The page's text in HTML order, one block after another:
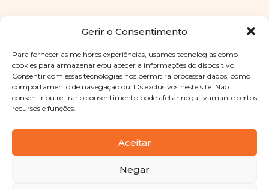
Gerir o Consentimento
Para fornecer as melhores experiências, usamos tecnologias como
cookies para armazenar e/ou aceder a informações do dispositivo.
Consentir com essas tecnologias nos permitirá processar dados, como
comportamento de navegação ou IDs exclusivos neste site. Não
consentir ou retirar o consentimento pode afetar negativamante certos
recursos e funções.
Aceitar
Negar
Copyright © 2025 Sabores Santa Clara
. Todos os direitos
reservadosPolítica de Privacidade |Termos e condições
Designed byShift Your Branding Agency